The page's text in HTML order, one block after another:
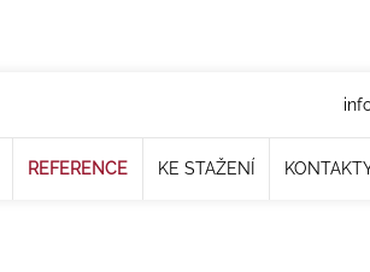
REFERENCE KE STAŽENÍ